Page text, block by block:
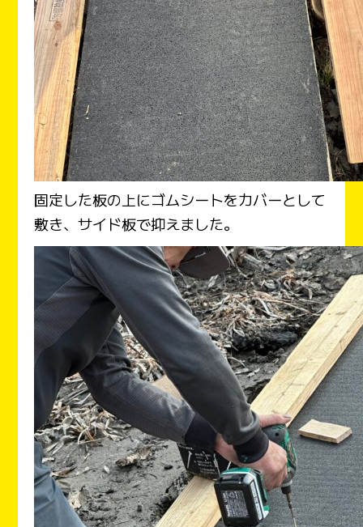
固定した板の上にゴムシートをカバーとして
敷き、サイド板で抑えました。